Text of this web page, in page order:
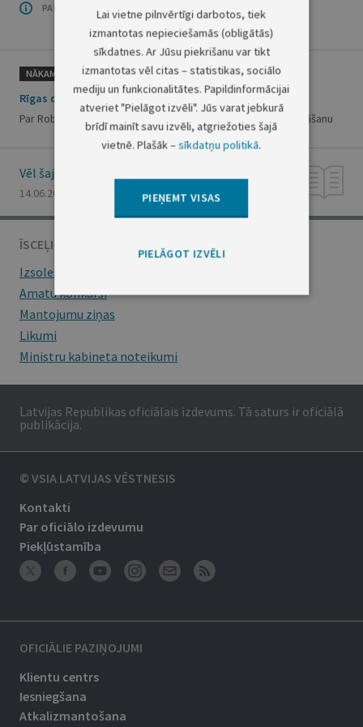
PAR OFICIĀLO IZDEVUMU
NĀKAMAIS
Rīgas domes saistošie noteikumi Nr.76
Par Robežu ielas sarkano līniju korekcijas projekta apstiprināšanu
Vēl šajā numurā
14.06.2000., Nr. 223/225
ĪSCEĻI
Izsoles
Amatu konkursi
Mantojumu ziņas
Likumi
Ministru kabineta noteikumi
Latvijas Republikas oficiālais izdevums. Tā saturs ir oficiālā
publikācija.
© VSIA LATVIJAS VĒSTNESIS
Kontakti
Par oficiālo izdevumu
Piekļūstamība
OFICIĀLIE PAZIŅOJUMI
Klientu centrs
Iesniegšana
Atkalizmantošana
Lai vietne pilnvērtīgi darbotos, tiek
izmantotas nepieciešamās (obligātās)
sīkdatnes. Ar Jūsu piekrišanu var tikt
izmantotas vēl citas – statistikas, sociālo
mediju un funkcionalitātes. Papildinformācijai
atveriet "Pielāgot izvēli". Jūs varat jebkurā
brīdī mainīt savu izvēli, atgriežoties šajā
vietnē. Plašāk –sīkdatņu politikā.
PIEŅEMT VISAS
PIELĀGOT IZVĒLI